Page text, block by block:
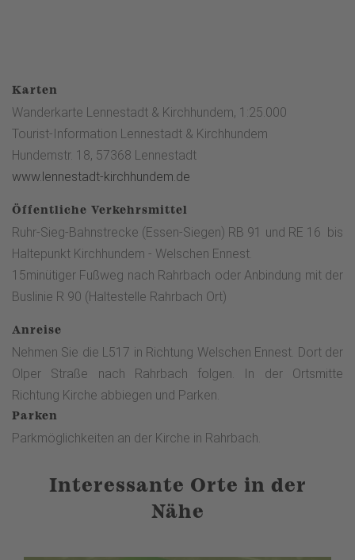
Karten
Wanderkarte Lennestadt & Kirchhundem, 1:25.000
Tourist-Information Lennestadt & Kirchhundem
Hundemstr. 18, 57368 Lennestadt
www.lennestadt-kirchhundem.de
Öffentliche Verkehrsmittel
Ruhr-Sieg-Bahnstrecke (Essen-Siegen) RB 91 und RE 16 bis
Haltepunkt Kirchhundem - Welschen Ennest.
15minütiger Fußweg nach Rahrbach oder Anbindung mit der
Buslinie R 90 (Haltestelle Rahrbach Ort)
Anreise
Nehmen Sie die L517 in Richtung Welschen Ennest. Dort der
Olper Straße nach Rahrbach folgen. In der Ortsmitte
Richtung Kirche abbiegen und Parken.
Parken
Parkmöglichkeiten an der Kirche in Rahrbach.
Interessante Orte in der
Nähe